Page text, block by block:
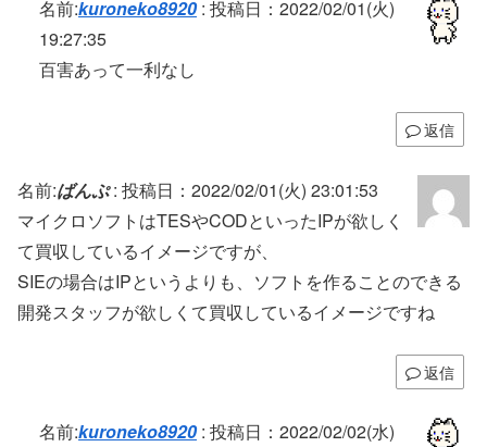
名前:kuroneko8920: 投稿日：2022/02/01(火)
19:27:35
百害あって一利なし
返信
名前:ばんぷ: 投稿日：2022/02/01(火) 23:01:53
マイクロソフトはTESやCODといったIPが欲しく
て買収しているイメージですが、
SIEの場合はIPというよりも、ソフトを作ることのできる
開発スタッフが欲しくて買収しているイメージですね
返信
名前:kuroneko8920: 投稿日：2022/02/02(水)